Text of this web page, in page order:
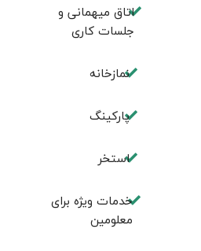
اتاق میهمانی و
جلسات کاری
نمازخانه
پارکینگ
استخر
خدمات ویژه برای
معلومین